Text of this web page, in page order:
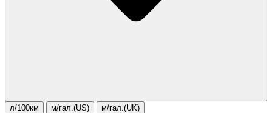
л/100км м/гал.(US) м/гал.(UK)